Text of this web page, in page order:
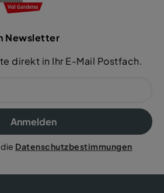
Newsletter
direkt in Ihr E-Mail Postfach.
Anmelden
Datenschutzbestimmungen